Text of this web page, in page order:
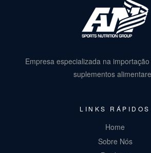
Empresa especializada na
suplementos
LINKS RÁPIDOS
Home
Sobre Nós